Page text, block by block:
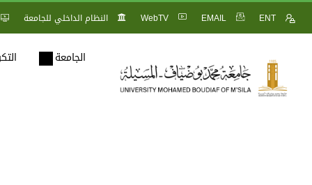
ENT
EMAIL
WebTV النظام الداخلي للجامعة
الجامعة